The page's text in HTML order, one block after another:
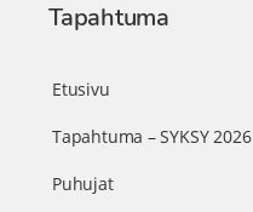
Tapahtuma
Etusivu
Tapahtuma – SYKSY 2026
Puhujat